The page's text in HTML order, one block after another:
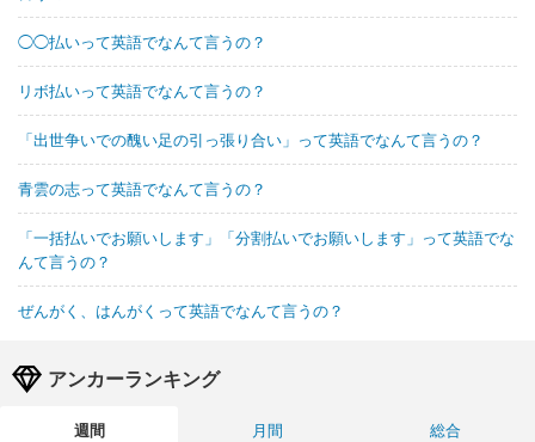
◯◯払いって英語でなんて言うの？
リボ払いって英語でなんて言うの？
「出世争いでの醜い足の引っ張り合い」って英語でなんて言うの？
青雲の志って英語でなんて言うの？
「一括払いでお願いします」「分割払いでお願いします」って英語でな
んて言うの？
ぜんがく、はんがくって英語でなんて言うの？
アンカーランキング
週間 月間
総合